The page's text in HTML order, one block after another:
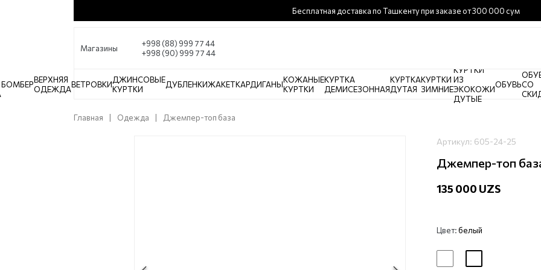
Бесплатная доставка по Ташкенту при заказе от 300 000 сум
Магазины
+998 (88) 999 77 44
+998 (90) 999 77 44
БОМБЕРВЕРХНЯЯ
ОДЕЖДАВЕТРОВКИДЖИНСОВЫЕ
КУРТКИ
ДУБЛЕНКИЖАКЕТКАРДИГАНЫКОЖАНЫЕ
КУРТКИ
КУРТКА
ДЕМИСЕЗОННАЯ
КУРТКА
ДУТАЯ
КУРТКИ
ЗИМНИЕ
КУРТКИ
ИЗ
ЭКОКОЖИ
ДУТЫЕ
ОБУВЬСО
Главная Одежда Джемпер-топ база
Артикул: 605-24-25
Джемпер-топ
135 000 UZS
Цвет:белый